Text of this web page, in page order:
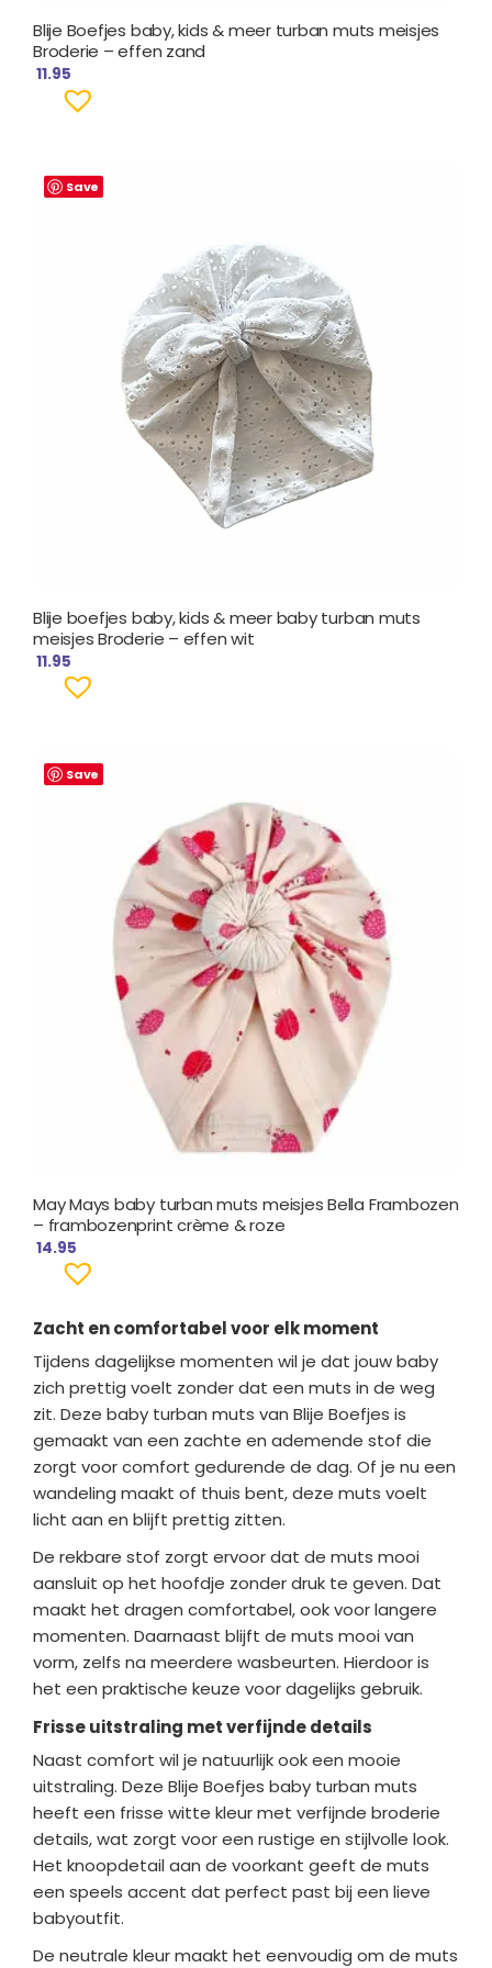
Blije Boefjes baby, kids & meer turban muts meisjes
Broderie – effen zand
11.95
Save
Blije boefjes baby, kids & meer baby turban muts
meisjes Broderie – effen wit
11.95
Save
May Mays baby turban muts meisjes Bella Frambozen
– frambozenprint crème & roze
14.95
Zacht en comfortabel voor elk moment
Tijdens dagelijkse momenten wil je dat jouw baby
zich prettig voelt zonder dat een muts in de weg
zit. Deze baby turban muts van Blije Boefjes is
gemaakt van een zachte en ademende stof die
zorgt voor comfort gedurende de dag. Of je nu een
wandeling maakt of thuis bent, deze muts voelt
licht aan en blijft prettig zitten.
De rekbare stof zorgt ervoor dat de muts mooi
aansluit op het hoofdje zonder druk te geven. Dat
maakt het dragen comfortabel, ook voor langere
momenten. Daarnaast blijft de muts mooi van
vorm, zelfs na meerdere wasbeurten. Hierdoor is
het een praktische keuze voor dagelijks gebruik.
Frisse uitstraling met verfijnde details
Naast comfort wil je natuurlijk ook een mooie
uitstraling. Deze Blije Boefjes baby turban muts
heeft een frisse witte kleur met verfijnde broderie
details, wat zorgt voor een rustige en stijlvolle look.
Het knoopdetail aan de voorkant geeft de muts
een speels accent dat perfect past bij een lieve
babyoutfit.
De neutrale kleur maakt het eenvoudig om de muts